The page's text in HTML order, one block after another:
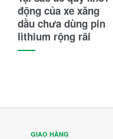
động của xe xăng
dầu chưa dùng pin
lithium rộng rãi
GIAO HÀNG